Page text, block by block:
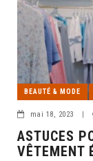
BEAUTÉ & MODE
mai 18, 2023 |
ASTUCES
VÊTEMENT